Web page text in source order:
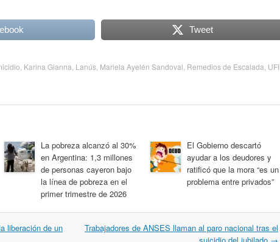
Tweet
Karina Gianna Lanús Mariela Ayelén Sandoval Remedios de Escalada UFI
La pobreza alcanzó al 30%
en Argentina: 1,3 millones
de personas cayeron bajo
la línea de pobreza en el
primer trimestre de 2026
El Gobierno descartó
ayudar a los deudores y
ratificó que la mora “es un
problema entre privados”
liberación de un
Trabajadores de ANSES llaman al paro nacional tras el